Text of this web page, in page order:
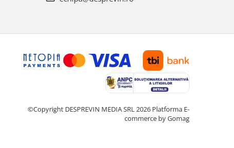
©Copyright DESPREVIN MEDIA SRL 2026 Platforma E-
commerce by Gomag